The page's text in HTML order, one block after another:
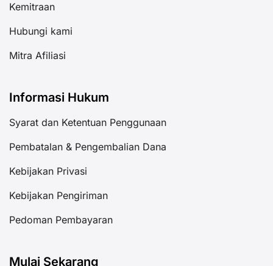
Kemitraan
Hubungi kami
Mitra Afiliasi
Informasi Hukum
Syarat dan Ketentuan Penggunaan
Pembatalan & Pengembalian Dana
Kebijakan Privasi
Kebijakan Pengiriman
Pedoman Pembayaran
Mulai Sekarang